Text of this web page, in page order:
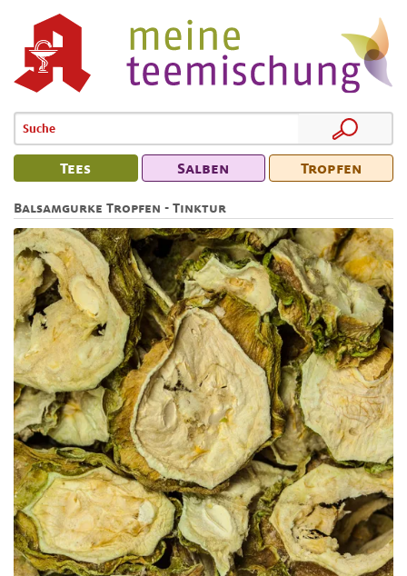
Tees Salben Tropfen
Balsamgurke Tropfen - Tinktur